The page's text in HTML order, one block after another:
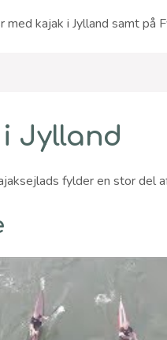
kajak i Jylland samt på
Jylland
fylder en stor del